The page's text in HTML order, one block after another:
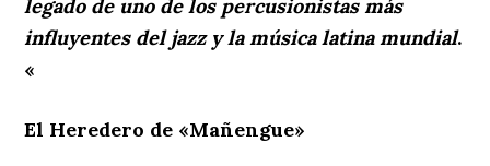
legado de uno de los percusionistas más
influyentes del jazz y la música latina mundial.
«
El Heredero de «Mañengue»